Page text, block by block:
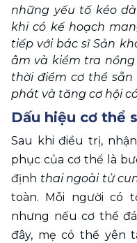
những yếu tố kéo
khi có kế hoạch
tiếp với bác sĩ Sản
âm và kiểm tra
thời điểm cơ thể
phát và tăng cơ hội
Dấu hiệu cơ thể
Sau khi điều trị,
phục của cơ thể là
định thai ngoài tử
toàn. Mỗi người có
nhưng nếu cơ thể
đây, mẹ có thể yên